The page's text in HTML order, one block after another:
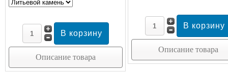
Описание товара
Описание товара